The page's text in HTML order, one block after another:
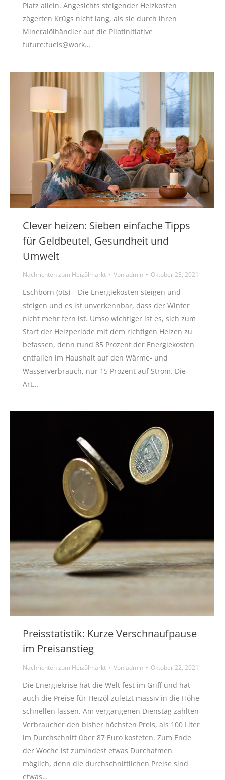
Platz allein. Angesichts steigender Heizkosten
zögerten Krügs nicht lang, als sie durch ihren
Mineralölhändler auf die Pilotinitiative
future:fuels@work…
Clever heizen: Sieben einfache Tipps
für Geldbeutel, Gesundheit und
Umwelt
Nachrichten zum Heizölmarkt Vonadmin Oktober 23, 2021
Eschborn (ots) – Die Energiekosten steigen und
steigen und es ist unverkennbar, dass der Winter
nicht mehr fern ist. Umso wichtiger ist es, sich zum
Start der Heizperiode mit dem richtigen Heizen zu
befassen, denn rund 85 Prozent der Energiekosten
entfallen im Haushalt auf den Wärme- und
Wasserverbrauch, nur 15 Prozent auf Strom. Die
Art…
Preisstatistik: Kurze Verschnaufpause
im Preisanstieg
Nachrichten zum Heizölmarkt Vonadmin Oktober 22, 2021
Die Energiekrise hat die Welt fest im Griff und hat
auch die Preise für Heizöl zuletzt massiv in die Höhe
schnellen lassen. Am vergangenen Dienstag zahlten
Verbraucher den bisher höchsten Preis, als 100 Liter
im Durchschnitt über 87 Euro kosteten. Zum Ende
der Woche ist zumindest etwas Durchatmen
möglich, denn die durchschnittlichen Preise sind
etwas…